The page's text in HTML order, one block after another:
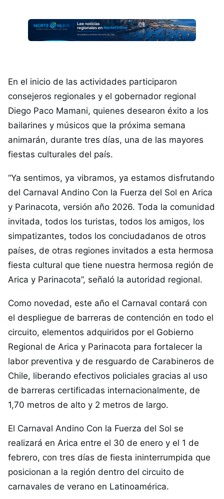
En el inicio de las actividades participaron
consejeros regionales y el gobernador regional
Diego Paco Mamani, quienes desearon éxito a los
bailarines y músicos que la próxima semana
animarán, durante tres días, una de las mayores
fiestas culturales del país.
“Ya sentimos, ya vibramos, ya estamos disfrutando
del Carnaval Andino Con la Fuerza del Sol en Arica
y Parinacota, versión año 2026. Toda la comunidad
invitada, todos los turistas, todos los amigos, los
simpatizantes, todos los conciudadanos de otros
países, de otras regiones invitados a esta hermosa
fiesta cultural que tiene nuestra hermosa región de
Arica y Parinacota”, señaló la autoridad regional.
Como novedad, este año el Carnaval contará con
el despliegue de barreras de contención en todo el
circuito, elementos adquiridos por el Gobierno
Regional de Arica y Parinacota para fortalecer la
labor preventiva y de resguardo de Carabineros de
Chile, liberando efectivos policiales gracias al uso
de barreras certificadas internacionalmente, de
1,70 metros de alto y 2 metros de largo.
El Carnaval Andino Con la Fuerza del Sol se
realizará en Arica entre el 30 de enero y el 1 de
febrero, con tres días de fiesta ininterrumpida que
posicionan a la región dentro del circuito de
carnavales de verano en Latinoamérica.